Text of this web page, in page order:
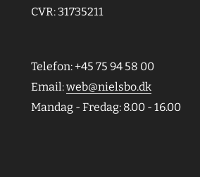
CVR: 31735211
Telefon: +45 75 94 58 00
Email:web@nielsbo.dk
Mandag - Fredag: 8.00 - 16.00